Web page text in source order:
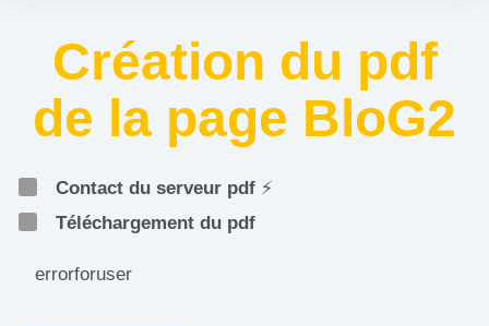
Création du pdf
de la page BloG2
Contact du serveur pdf ⚡
Téléchargement du pdf
errorforuser